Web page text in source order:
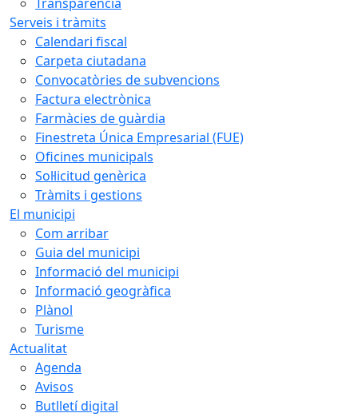
Serveis i tràmits
Calendari fiscal
Carpeta ciutadana
Convocatòries de subvencions
Factura electrònica
Farmàcies de guàrdia
Finestreta Única Empresarial (FUE)
Oficines municipals
Sol·licitud genèrica
Tràmits i gestions
El municipi
Com arribar
Guia del municipi
Informació del municipi
Informació geogràfica
Plànol
Turisme
Actualitat
Agenda
Avisos
Butlletí digital